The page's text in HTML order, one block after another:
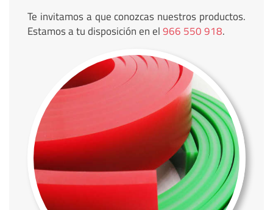
Te invitamos a que conozcas nuestros productos.
Estamos a tu disposición en el966 550 918.